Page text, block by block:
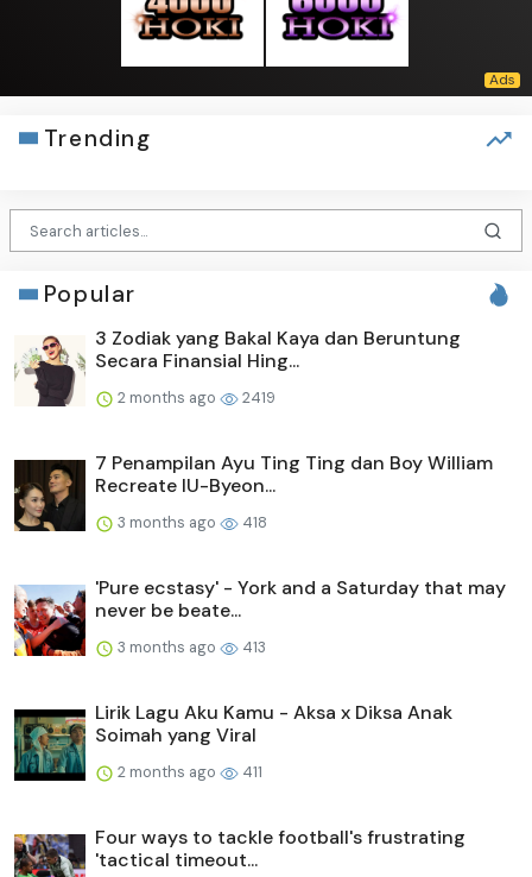
Trending
Popular
3 Zodiak yang Bakal Kaya dan Beruntung
Secara Finansial Hing...
2 months ago 2419
7 Penampilan Ayu Ting Ting dan Boy William
Recreate IU-Byeon...
3 months ago 418
'Pure ecstasy' - York and a Saturday that may
never be beate...
3 months ago 413
Lirik Lagu Aku Kamu - Aksa x Diksa Anak
Soimah yang Viral
2 months ago 411
Four ways to tackle football's frustrating
'tactical timeout...